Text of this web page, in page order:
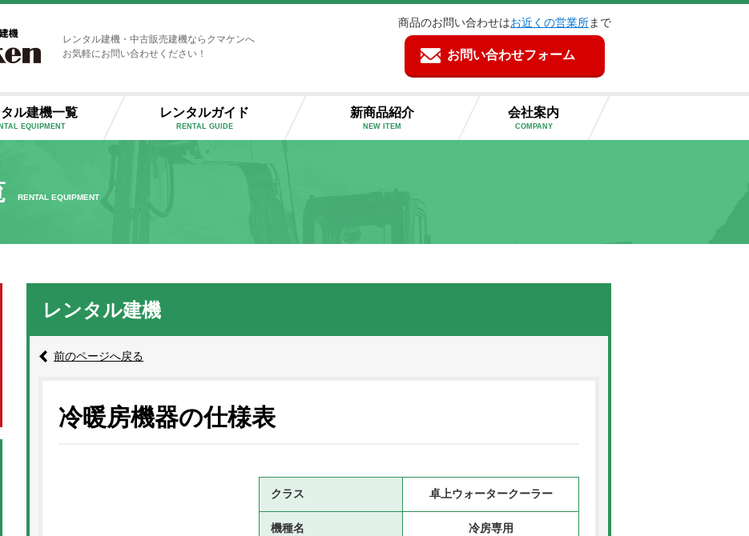
レンタル建機・中古販売建機ならクマケンへ
お気軽にお問い合わせください！
商品のお問い合わせはお近くの営業所まで
お問い合わせフォーム
ル建機一覧
EQUIPMENT
レンタルガイド
RENTAL GUIDE
新商品紹介
NEW ITEM
会社案内
COMPANY
RENTAL EQUIPMENT
レンタル建機
前のページへ戻る
冷暖房機器の仕様表
クラス 卓上ウォータークーラー
機種名 冷房専用